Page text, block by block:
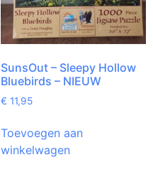
SunsOut – Sleepy Hollow
Bluebirds – NIEUW
€ 11,95
Toevoegen aan
winkelwagen